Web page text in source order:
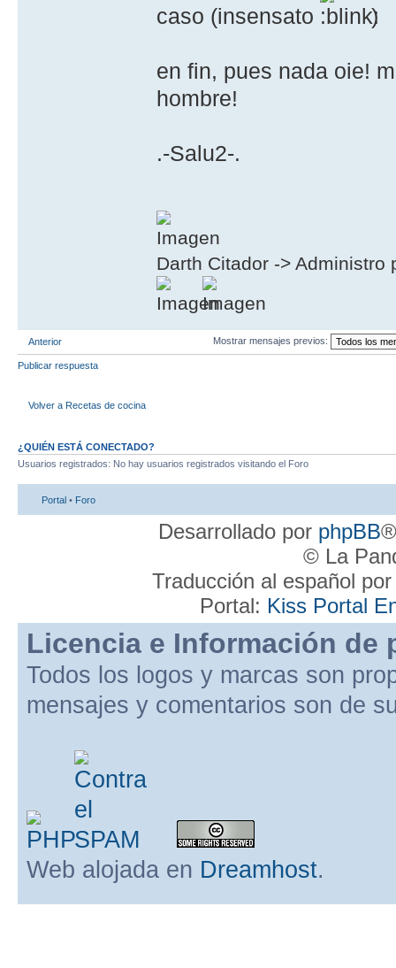
caso (insensato )
en fin, pues nada oie!
hombre!
.-Salu2-.
Darth Citador -> Administro
Anterior Mostrar mensajes previos:
Publicar respuesta
Volver a Recetas de cocina
¿QUIÉN ESTÁ CONECTADO?
Usuarios registrados: No hay usuarios registrados visitando el Foro
Portal • Foro
Desarrollado por phpBB
© La
Traducción al español
Portal: Kiss Portal
Licencia e Información de
Todos los logos y marcas son
mensajes y comentarios son de
Web alojada en Dreamhost.